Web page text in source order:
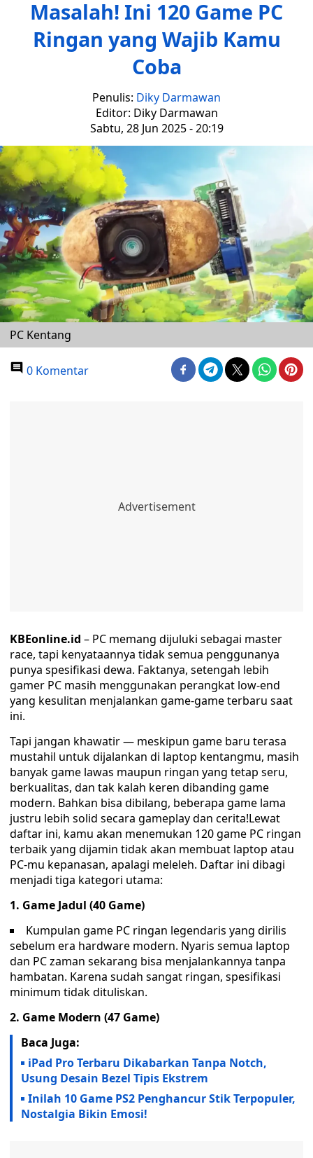
Masalah! Ini 120 Game PC
Ringan yang Wajib Kamu
Coba
Penulis: Diky Darmawan
Editor: Diky Darmawan
Sabtu, 28 Jun 2025 - 20:19
PC Kentang
0 Komentar
KBEonline.id – PC memang dijuluki sebagai master
race, tapi kenyataannya tidak semua penggunanya
punya spesifikasi dewa. Faktanya, setengah lebih
gamer PC masih menggunakan perangkat low-end
yang kesulitan menjalankan game-game terbaru saat
ini.
Tapi jangan khawatir — meskipun game baru terasa
mustahil untuk dijalankan di laptop kentangmu, masih
banyak game lawas maupun ringan yang tetap seru,
berkualitas, dan tak kalah keren dibanding game
modern. Bahkan bisa dibilang, beberapa game lama
justru lebih solid secara gameplay dan cerita!Lewat
daftar ini, kamu akan menemukan 120 game PC ringan
terbaik yang dijamin tidak akan membuat laptop atau
PC-mu kepanasan, apalagi meleleh. Daftar ini dibagi
menjadi tiga kategori utama:
1. Game Jadul (40 Game)
Kumpulan game PC ringan legendaris yang dirilis
sebelum era hardware modern. Nyaris semua laptop
dan PC zaman sekarang bisa menjalankannya tanpa
hambatan. Karena sudah sangat ringan, spesifikasi
minimum tidak dituliskan.
2. Game Modern (47 Game)
Baca Juga:
iPad Pro Terbaru Dikabarkan Tanpa Notch,
Usung Desain Bezel Tipis Ekstrem
Inilah 10 Game PS2 Penghancur Stik Terpopuler,
Nostalgia Bikin Emosi!